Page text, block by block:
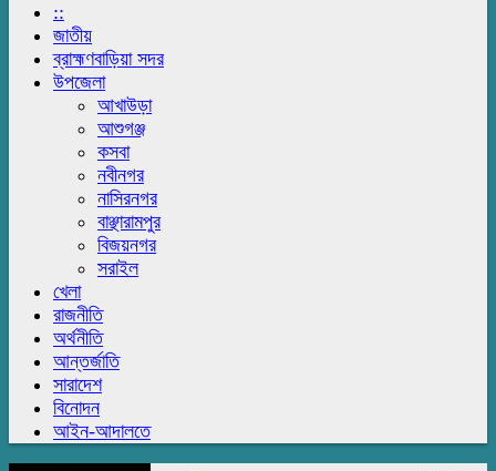
::
জাতীয়
ব্রাহ্মণবাড়িয়া সদর
উপজেলা
আখাউড়া
আশুগঞ্জ
কসবা
নবীনগর
নাসিরনগর
বাঞ্ছারামপুর
বিজয়নগর
সরাইল
খেলা
রাজনীতি
অর্থনীতি
আন্তর্জাতি
সারাদেশ
বিনোদন
আইন-আদালতে